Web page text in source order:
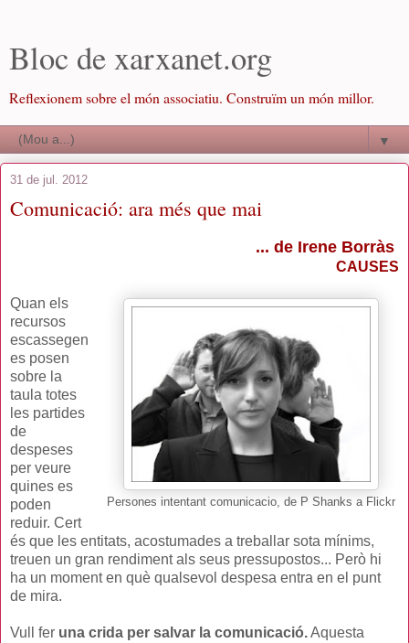
Bloc de xarxanet.org
Reflexionem sobre el món associatiu. Construïm un món millor.
▼
31 de jul. 2012
Comunicació: ara més que mai
... de Irene Borràs
CAUSES
Persones intentant comunicacio, de P Shanks a Flickr
Quan els
recursos
escassegen
es posen
sobre la
taula totes
les partides
de
despeses
per veure
quines es
poden
reduir. Cert
és que les entitats, acostumades a treballar sota mínims,
treuen un gran rendiment als seus pressupostos... Però hi
ha un moment en què qualsevol despesa entra en el punt
de mira.
Vull fer una crida per salvar la comunicació.Aquesta